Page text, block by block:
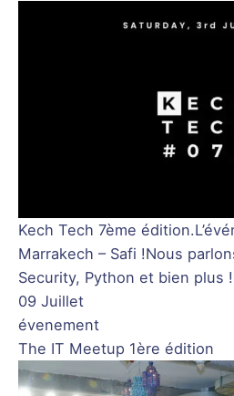
Kech Tech 7ème
Marrakech – Safi !Nous
Security, Python et bien plus !
09 Juillet
évenement
The IT Meetup 1ère édition